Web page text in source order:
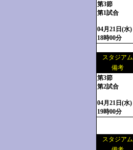
第3節
第1試合
04月21日(水)
18時00分
スタジアム
備考
第3節
第2試合
04月21日(水)
19時00分
スタジアム